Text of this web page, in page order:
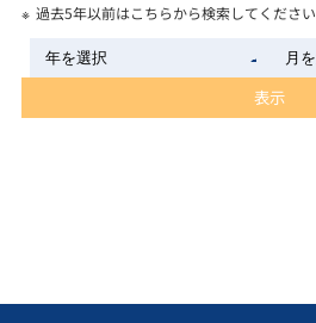
過去5年以前はこちらから検索してください
表示